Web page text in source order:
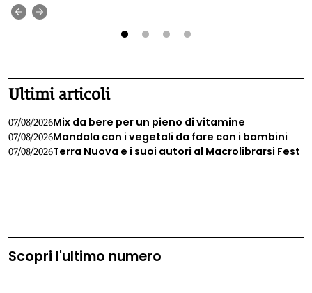
quando le mamme si incazzano", e di recente è uscito
anche il suo docu-romanzo che affronta l'importante tema
Ultimi articoli
07/08/2026Mix da bere per un pieno di vitamine
07/08/2026Mandala con i vegetali da fare con i bambini
07/08/2026Terra Nuova e i suoi autori al Macrolibrarsi Fest
Scopri l'ultimo numero